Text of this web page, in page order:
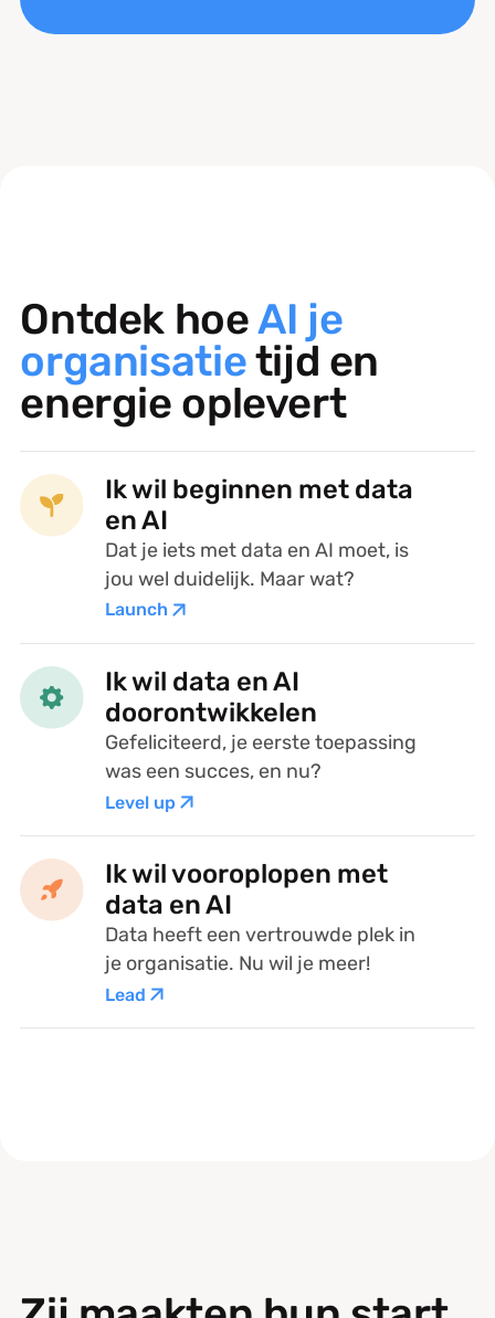
Ontdek hoeAI je
organisatietijd en
energie oplevert
Ik wil beginnen met data
en AI
Dat je iets met data en AI moet, is
jou wel duidelijk. Maar wat?
Launch
Ik wil data en AI
doorontwikkelen
Gefeliciteerd, je eerste toepassing
was een succes, en nu?
Level up
Ik wil vooroplopen met
data en AI
Data heeft een vertrouwde plek in
je organisatie. Nu wil je meer!
Lead